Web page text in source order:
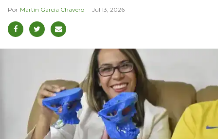
Martín García Chavero Jul 13, 2026